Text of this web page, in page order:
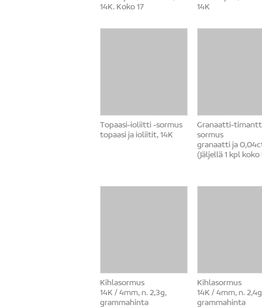
14K. Koko 17
14K
Topaasi-ioliitti -sormus
topaasi ja ioliitit, 14K
Granaatti-
sormus
granaatti ja
(Jäljellä 1 kpl koko
Kihlasormus
14K / 4mm, n. 2,3g,
grammahinta
Kihlasormus
14K / 4mm, n.
grammahinta